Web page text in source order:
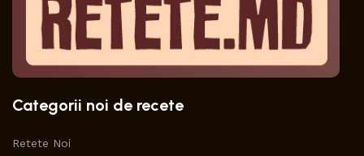
Categorii noi de recete
Retete Noi